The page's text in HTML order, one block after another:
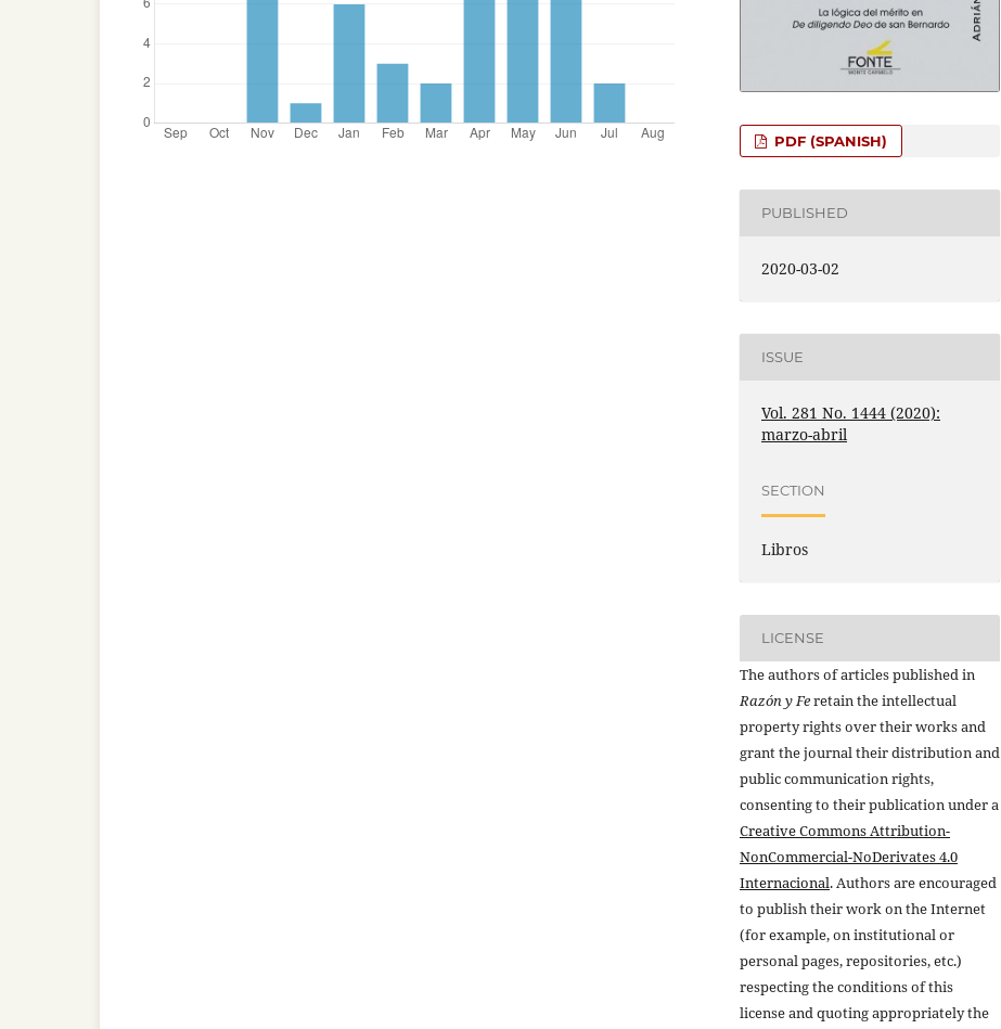
PDF (SPANISH)
PUBLISHED
2020-03-02
ISSUE
Vol. 281 No. 1444 (2020):
marzo-abril
SECTION
Libros
LICENSE
The authors of articles published in
Razón y Feretain the intellectual
property rights over their works and
grant the journal their distribution and
public communication rights,
consenting to their publication under a
Creative Commons Attribution-
NonCommercial-NoDerivates 4.0
Internacional. Authors are encouraged
to publish their work on the Internet
(for example, on institutional or
personal pages, repositories, etc.)
respecting the conditions of this
license and quoting appropriately the